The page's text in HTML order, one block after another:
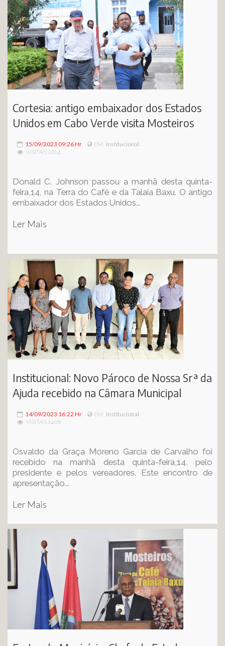
Cortesia: antigo embaixador dos Estados
Unidos em Cabo Verde visita Mosteiros
15/09/2023 09:26 Hr EM: Institucional
VISITAS 1014
Donald C. Johnson passou a manhã desta quinta-
feira,14, na Terra do Café e da Talaia Baxu. O antigo
embaixador dos Estados Unidos...
Ler Mais
Institucional: Novo Pároco de Nossa Srª da
Ajuda recebido na Câmara Municipal
14/09/2023 16:22 Hr EM: Institucional
VISITAS 1408
Osvaldo da Graça Moreno Garcia de Carvalho foi
recebido na manhã desta quinta-feira,14, pelo
presidente e pelos vereadores. Este encontro de
apresentação...
Ler Mais